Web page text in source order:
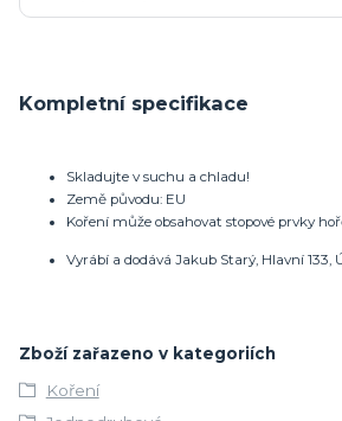
Kompletní specifikace
Skladujte v suchu a chladu!
Země původu: EU
Koření může obsahovat stopové prvky
Vyrábí a dodává Jakub Starý, Hlavní 133,
Zboží zařazeno v kategoriích
Koření